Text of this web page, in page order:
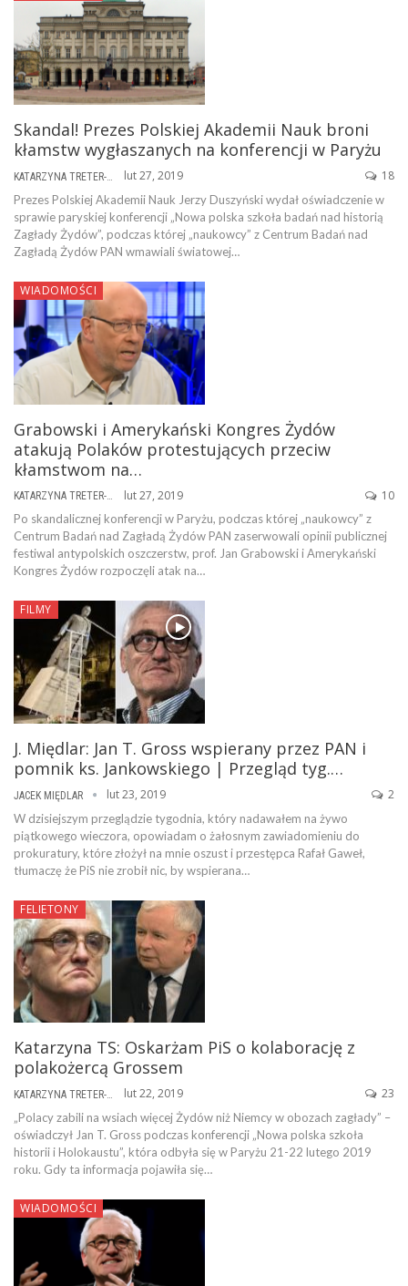
Skandal! Prezes Polskiej Akademii Nauk broni
kłamstw wygłaszanych na konferencji w Paryżu
KATARZYNA TRETER-SIERPIŃSKA lut 27, 2019 18
Prezes Polskiej Akademii Nauk Jerzy Duszyński wydał oświadczenie w
sprawie paryskiej konferencji „Nowa polska szkoła badań nad historią
Zagłady Żydów”, podczas której „naukowcy” z Centrum Badań nad
Zagładą Żydów PAN wmawiali światowej…
WIADOMOŚCI
Grabowski i Amerykański Kongres Żydów
atakują Polaków protestujących przeciw
kłamstwom na…
KATARZYNA TRETER-SIERPIŃSKA lut 27, 2019 10
Po skandalicznej konferencji w Paryżu, podczas której „naukowcy” z
Centrum Badań nad Zagładą Żydów PAN zaserwowali opinii publicznej
festiwal antypolskich oszczerstw, prof. Jan Grabowski i Amerykański
Kongres Żydów rozpoczęli atak na…
FILMY
J. Międlar: Jan T. Gross wspierany przez PAN i
pomnik ks. Jankowskiego | Przegląd tyg.…
JACEK MIĘDLAR lut 23, 2019 2
W dzisiejszym przeglądzie tygodnia, który nadawałem na żywo
piątkowego wieczora, opowiadam o żałosnym zawiadomieniu do
prokuratury, które złożył na mnie oszust i przestępca Rafał Gaweł,
tłumaczę że PiS nie zrobił nic, by wspierana…
FELIETONY
Katarzyna TS: Oskarżam PiS o kolaborację z
polakożercą Grossem
lut 22, 2019 23
„Polacy zabili na wsiach więcej Żydów niż Niemcy w obozach zagłady” –
oświadczył Jan T. Gross podczas konferencji „Nowa polska szkoła
historii i Holokaustu”, która odbyła się w Paryżu 21-22 lutego 2019
roku. Gdy ta informacja pojawiła się…
WIADOMOŚCI